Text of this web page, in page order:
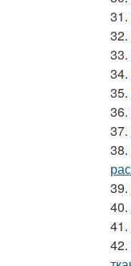
31.
32.
33.
34.
35.
36.
37.
38.
39.
40.
41.
42.